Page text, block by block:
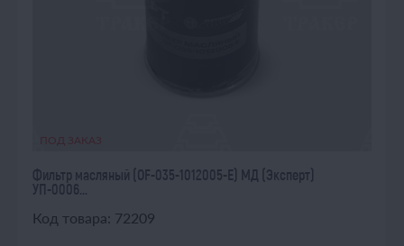
Фильтр масляный (OF-035-1012005-E) МД (Эксперт)
УП-0006...
Код товара: 72209